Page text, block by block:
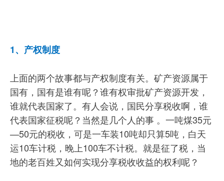
1、产权制度
上面的两个故事都与产权制度有关。矿产资源属于
国有，国有是谁有呢？谁有权审批矿产资源开发，
谁就代表国家了。有人会说，国民分享税收啊，谁
代表国家征税呢？当然是几个人的事 。一吨煤35元
—50元的税收，可是一车装10吨却只算5吨，白天
运10车计税，晚上100车不计税。就是征了税，当
地的老百姓又如何实现分享税收收益的权利呢？